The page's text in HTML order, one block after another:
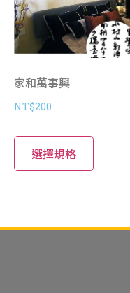
家和萬事興
NT$200
選擇規格